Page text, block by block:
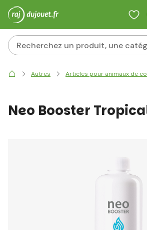
Autres Articles pour animaux de
Neo Booster